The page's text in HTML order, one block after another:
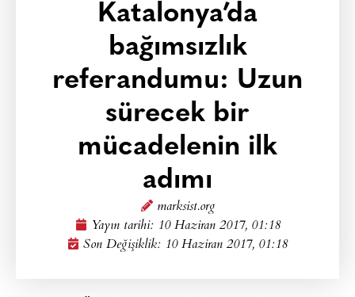
Katalonya’da
bağımsızlık
referandumu: Uzun
sürecek bir
mücadelenin ilk
adımı
marksist.org
Yayın tarihi: 10 Haziran 2017, 01:18
Son Değişiklik: 10 Haziran 2017, 01:18